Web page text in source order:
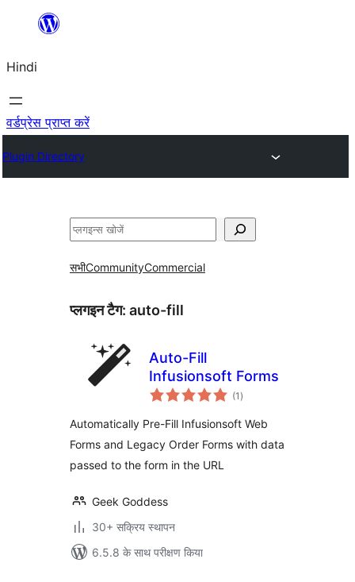
सामग्री
जाएं
Hindi
वर्डप्रेस प्राप्त करें
Plugin Directory
खोजें
सभीCommunityCommercial
प्लगइन टैग: auto-fill
Auto-Fill
Infusionsoft Forms
(1 कुल
दर)
Automatically Pre-Fill Infusionsoft Web
Forms and Legacy Order Forms with data
passed to the form in the URL
Geek Goddess
30+ सक्रिय स्थापन
6.5.8 के साथ परीक्षण किया